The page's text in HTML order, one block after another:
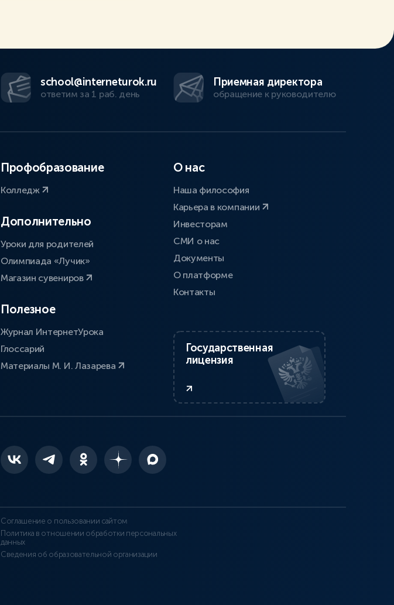
school@interneturok.ru
ответим за 1 раб. день
Приемная директора
обращение к руководителю
Профобразование
Колледж
Дополнительно
Уроки для родителей
Олимпиада «Лучик»
Магазин сувениров
Полезное
Журнал ИнтернетУрока
Глоссарий
Материалы М. И. Лазарева
О нас
Наша философия
Карьера в компании
Инвесторам
СМИ о нас
Документы
О платформе
Контакты
Государственная
лицензия
Соглашение о пользовании сайтом
Политика в отношении обработки персональных
данных
Сведения об образовательной организации